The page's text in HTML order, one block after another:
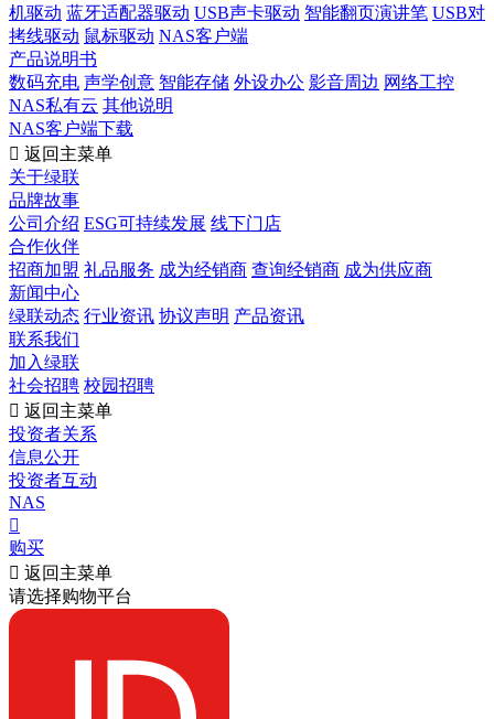
机驱动 蓝牙适配器驱动 USB声卡驱动 智能翻页演讲笔 USB对
拷线驱动 鼠标驱动 NAS客户端
产品说明书
数码充电 声学创意 智能存储 外设办公 影音周边 网络工控
NAS私有云 其他说明
NAS客户端下载
 返回主菜单
关于绿联
品牌故事
公司介绍 ESG可持续发展 线下门店
合作伙伴
招商加盟 礼品服务 成为经销商 查询经销商 成为供应商
新闻中心
绿联动态 行业资讯 协议声明 产品资讯
联系我们
加入绿联
社会招聘 校园招聘
 返回主菜单
投资者关系
信息公开
投资者互动
NAS

购买
 返回主菜单
请选择购物平台